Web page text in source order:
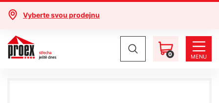
Vyberte svou prodejnu
0 MENU